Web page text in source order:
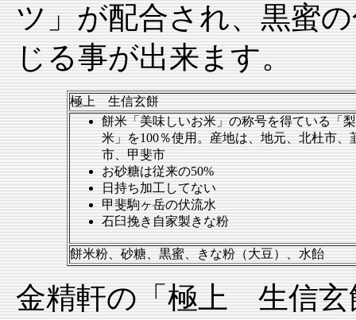
ツ」が配合され、黒蜜
じる事が出来ます。
極上 生信玄餅
餅米「美味しいお米」の称号を得ている「
米」を100％使用。産地は、地元、北杜市、
市、甲斐市
お砂糖は従来の50%
日持ち加工してない
甲斐駒ヶ岳の伏流水
石臼挽き自家製きな粉
餅米粉、砂糖、黒蜜、きな粉（大豆）、水飴
金精軒の「極上 生信玄